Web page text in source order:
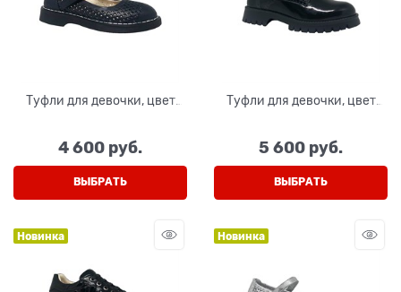
Туфли для девочки, цвет
4 600 руб.
ВЫБРАТЬ
Туфли для девочки, цвет
5 600 руб.
ВЫБРАТЬ
Новинка Новинка